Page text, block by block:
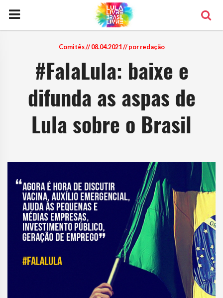
Comitês// 08.04.2021 // por redação
#FalaLula: baixe e
difunda as aspas de
Lula sobre o Brasil